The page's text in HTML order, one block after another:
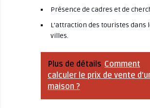
Présence de cadres et de
L’attraction des touristes dans
villes.
Plus de détails Comment
calculer le prix de vente
maison ?